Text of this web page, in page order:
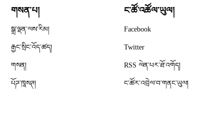
གསན་པ།
སྒྲ་ལྡན་ལས་རིམ།
རྒྱང་སྲིང་འོད་ཚད།
གསན།
པོཌ་ཁཱསཊ།
ང་ཚོ་འཚོལ་ཡུལ།
Facebook
Twitter
RSS ལེན་པར་ཐོ་འགོད།
ང་ཚོར་འབྲེལ་བ་གནང་ཡུལ།